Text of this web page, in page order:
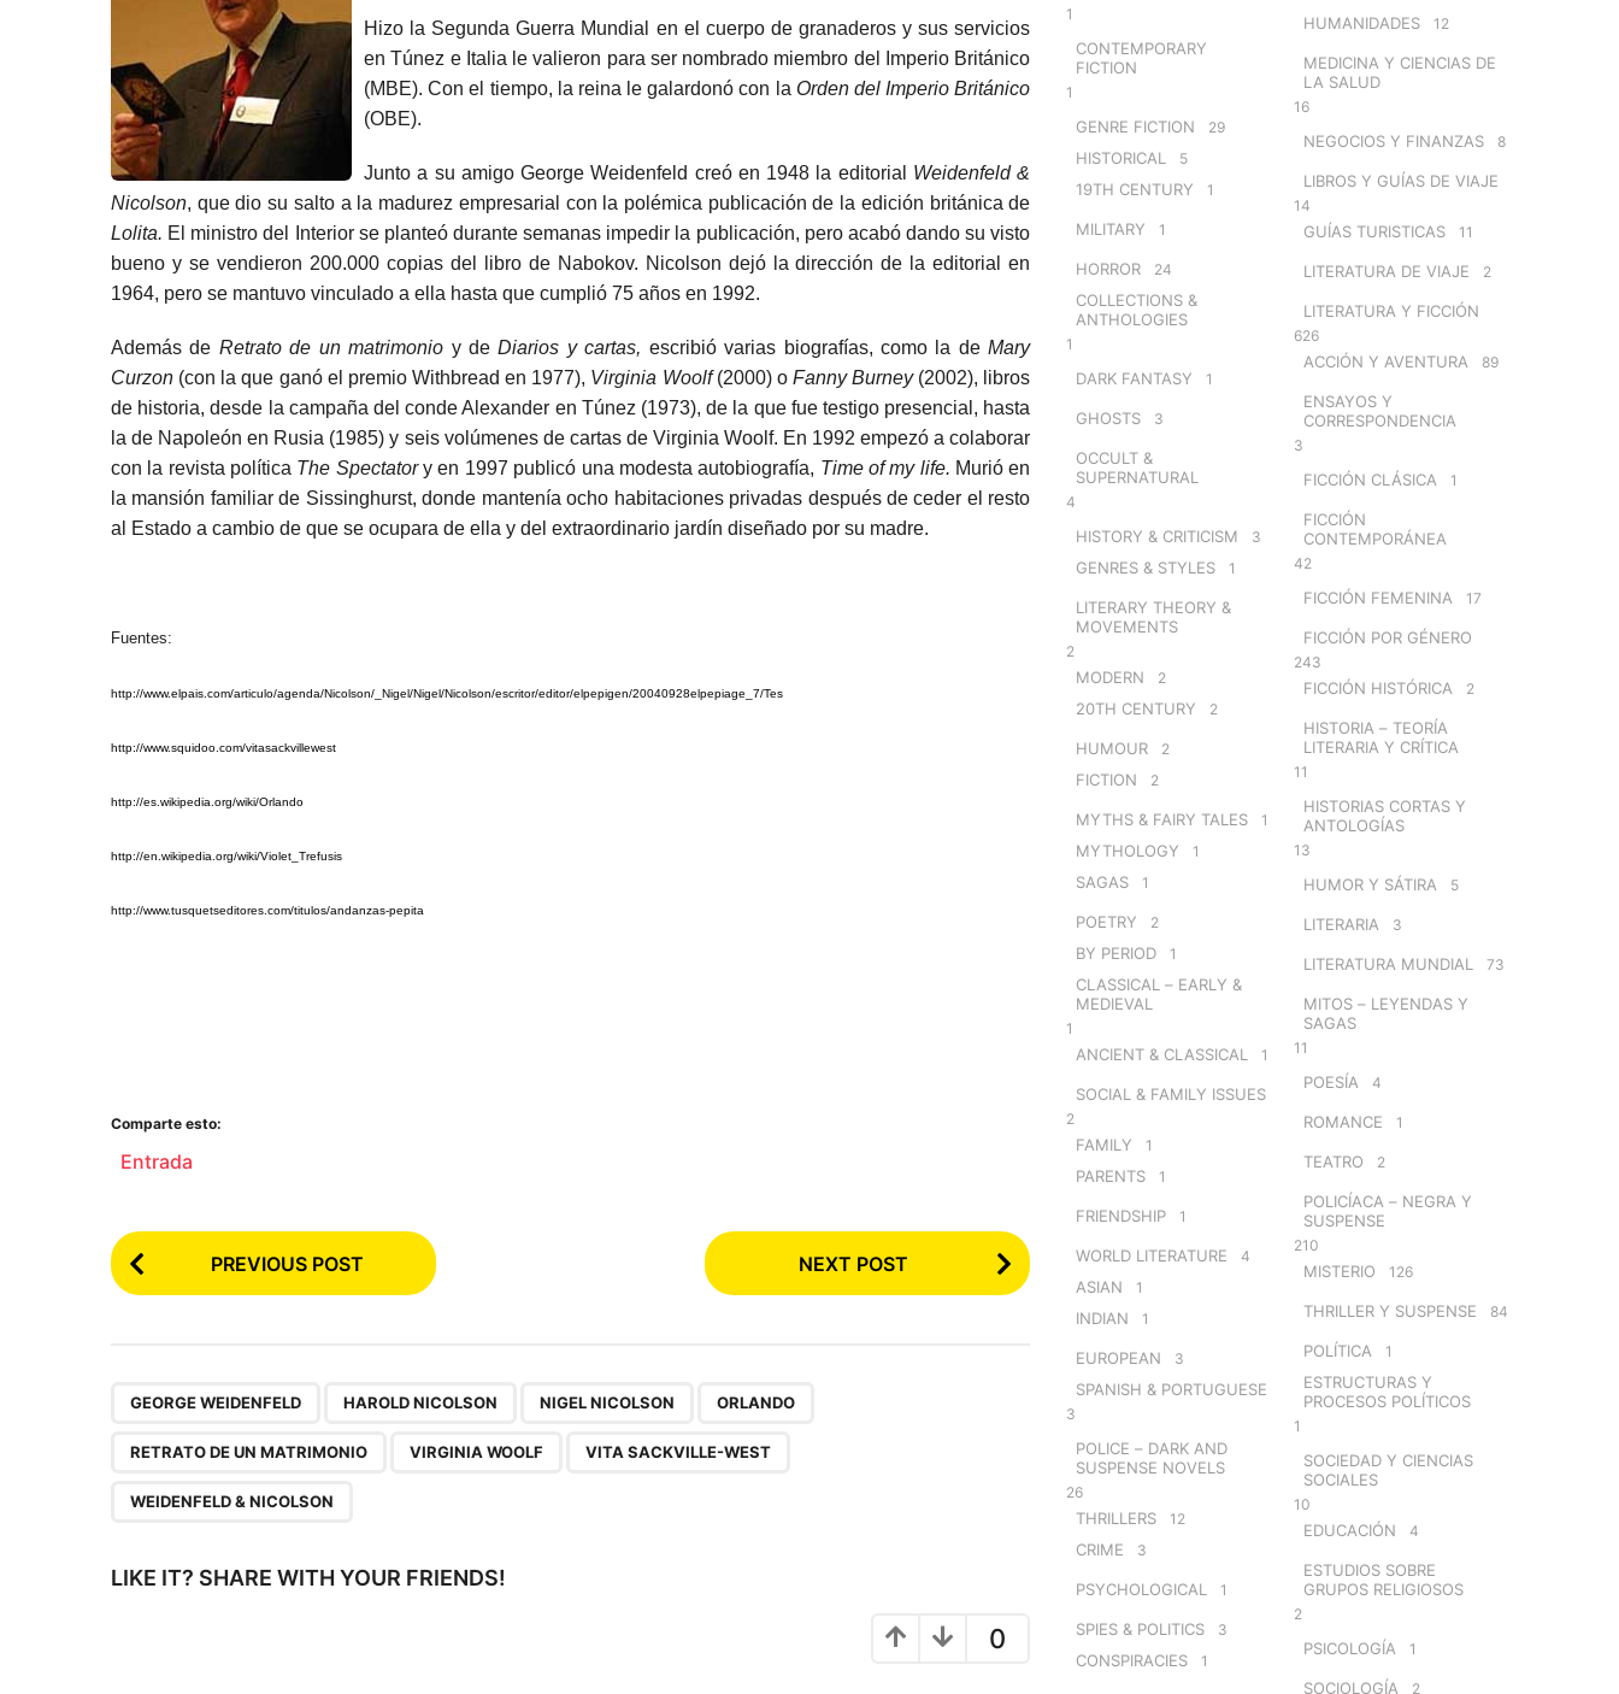
Hizo la Segunda Guerra Mundial en el cuerpo de granaderos y sus servicios
en Túnez e Italia le valieron para ser nombrado miembro del Imperio Británico
(MBE). Con el tiempo, la reina le galardonó con la Orden del Imperio Británico
(OBE).
Junto a su amigo George Weidenfeld creó en 1948 la editorial Weidenfeld &
Nicolson, que dio su salto a la madurez empresarial con la polémica publicación de la edición británica de
Lolita. El ministro del Interior se planteó durante semanas impedir la publicación, pero acabó dando su visto
bueno y se vendieron 200.000 copias del libro de Nabokov. Nicolson dejó la dirección de la editorial en
1964, pero se mantuvo vinculado a ella hasta que cumplió 75 años en 1992.
Además de Retrato de un matrimonio y deDiarios y cartas, escribió varias biografías, como la deMary
Curzon (con la que ganó el premio Withbread en 1977), Virginia Woolf(2000) o Fanny Burney(2002), libros
de historia, desde la campaña del conde Alexander en Túnez (1973), de la que fue testigo presencial, hasta
la de Napoleón en Rusia (1985) y seis volúmenes de cartas de Virginia Woolf. En 1992 empezó a colaborar
con la revista política The Spectatory en 1997 publicó una modesta autobiografía, Time of my life. Murió en
la mansión familiar de Sissinghurst, donde mantenía ocho habitaciones privadas después de ceder el resto
al Estado a cambio de que se ocupara de ella y del extraordinario jardín diseñado por su madre.
Fuentes:
http://www.elpais.com/articulo/agenda/Nicolson/_Nigel/Nigel/Nicolson/escritor/editor/elpepigen/20040928elpepiage_7/Tes
http://www.squidoo.com/vitasackvillewest
http://es.wikipedia.org/wiki/Orlando
http://en.wikipedia.org/wiki/Violet_Trefusis
http://www.tusquetseditores.com/titulos/andanzas-pepita
Comparte esto:
Entrada
P
o
P
n
a
PREVIOUS POST NEXT POST
GEORGE WEIDENFELD HAROLD NICOLSON NIGEL NICOLSON ORLANDO
RETRATO DE UN MATRIMONIO VIRGINIA WOOLF VITA SACKVILLE-WEST
WEIDENFELD & NICOLSON
LIKE IT? SHARE WITH YOUR FRIENDS!
0
1
CONTEMPORARY
FICTION
1
GENRE FICTION 29
HISTORICAL 5
19TH CENTURY 1
MILITARY 1
HORROR 24
COLLECTIONS &
ANTHOLOGIES
1
DARK FANTASY 1
GHOSTS 3
OCCULT &
SUPERNATURAL
4
HISTORY & CRITICISM 3
GENRES & STYLES 1
LITERARY THEORY &
MOVEMENTS
2
MODERN 2
20TH CENTURY 2
HUMOUR 2
FICTION 2
MYTHS & FAIRY TALES 1
MYTHOLOGY 1
SAGAS 1
POETRY 2
BY PERIOD 1
CLASSICAL – EARLY &
MEDIEVAL
1
ANCIENT & CLASSICAL 1
SOCIAL & FAMILY ISSUES
2
FAMILY 1
PARENTS 1
FRIENDSHIP 1
WORLD LITERATURE 4
ASIAN 1
INDIAN 1
EUROPEAN 3
SPANISH & PORTUGUESE
3
POLICE – DARK AND
SUSPENSE NOVELS
26
THRILLERS 12
CRIME 3
PSYCHOLOGICAL 1
SPIES & POLITICS 3
CONSPIRACIES 1
HUMANIDADES 12
MEDICINA Y CIENCIAS DE
LA SALUD
16
NEGOCIOS Y FINANZAS 8
LIBROS Y GUÍAS DE VIAJE
14
GUÍAS TURISTICAS 11
LITERATURA DE VIAJE 2
LITERATURA Y FICCIÓN
626
ACCIÓN Y AVENTURA 89
ENSAYOS Y
CORRESPONDENCIA
3
FICCIÓN CLÁSICA 1
FICCIÓN
CONTEMPORÁNEA
42
FICCIÓN FEMENINA 17
FICCIÓN POR GÉNERO
243
FICCIÓN HISTÓRICA 2
HISTORIA – TEORÍA
LITERARIA Y CRÍTICA
11
HISTORIAS CORTAS Y
ANTOLOGÍAS
13
HUMOR Y SÁTIRA 5
LITERARIA 3
LITERATURA MUNDIAL 73
MITOS – LEYENDAS Y
SAGAS
11
POESÍA 4
ROMANCE 1
TEATRO 2
POLICÍACA – NEGRA Y
SUSPENSE
210
MISTERIO 126
THRILLER Y SUSPENSE 84
POLÍTICA 1
ESTRUCTURAS Y
PROCESOS POLÍTICOS
1
SOCIEDAD Y CIENCIAS
SOCIALES
10
EDUCACIÓN 4
ESTUDIOS SOBRE
GRUPOS RELIGIOSOS
2
PSICOLOGÍA 1
SOCIOLOGÍA 2